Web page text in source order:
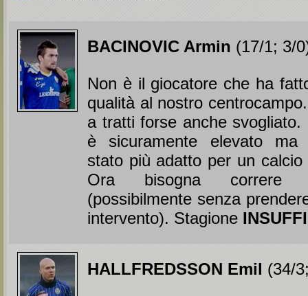
BACINOVIC Armin (17/1; 3/
Non è il giocatore che ha
qualità al nostro
a tratti forse anche
è sicuramente elevato ma
stato più adatto per un
Ora bisogna correre
(possibilmente senza
intervento). Stagione
HALLFREDSSON Emil (34/